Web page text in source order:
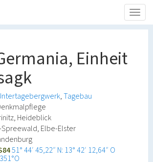
Einheit
Tagebau
Heideblick
Elbe-Elster
51° 44′ 45,22″ N: 13° 42′ 12,64″ O